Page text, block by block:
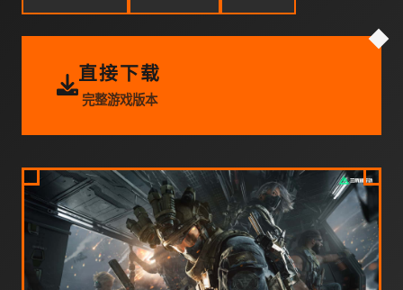
直接下载
完整游戏版本